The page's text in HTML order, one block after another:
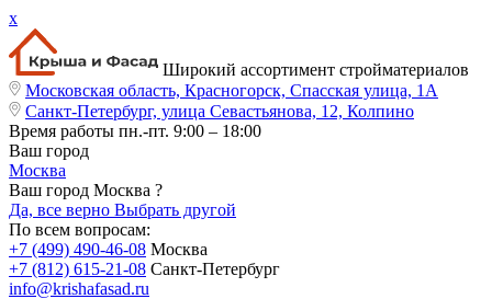
x
Широкий ассортимент стройматериалов
Московская область, Красногорск, Спасская улица, 1А
Санкт-Петербург, улица Севастьянова, 12, Колпино
Время работы пн.-пт. 9:00 – 18:00
Ваш город
Москва
Ваш город Москва ?
Да, все верно Выбрать другой
По всем вопросам:
+7 (499) 490-46-08 Москва
+7 (812) 615-21-08 Санкт-Петербург
info@krishafasad.ru